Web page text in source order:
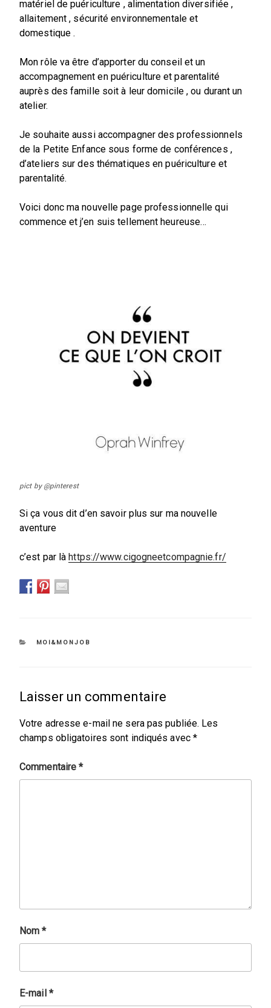
matériel de puériculture , alimentation diversifiée ,
allaitement , sécurité environnementale et
domestique .
Mon rôle va être d’apporter du conseil et un
accompagnement en puériculture et parentalité
auprès des famille soit à leur domicile , ou durant un
atelier.
Je souhaite aussi accompagner des professionnels
de la Petite Enfance sous forme de conférences ,
d’ateliers sur des thématiques en puériculture et
parentalité.
Voici donc ma nouvelle page professionnelle qui
commence et j’en suis tellement heureuse…
pict by @pinterest
Si ça vous dit d’en savoir plus sur ma nouvelle
aventure
c’est par làhttps://www.cigogneetcompagnie.fr/
CATÉGORIES
MOI&MONJOB
Laisser un commentaire
Votre adresse e-mail ne sera pas publiée. Les
champs obligatoires sont indiqués avec *
Commentaire*
Nom*
E-mail *